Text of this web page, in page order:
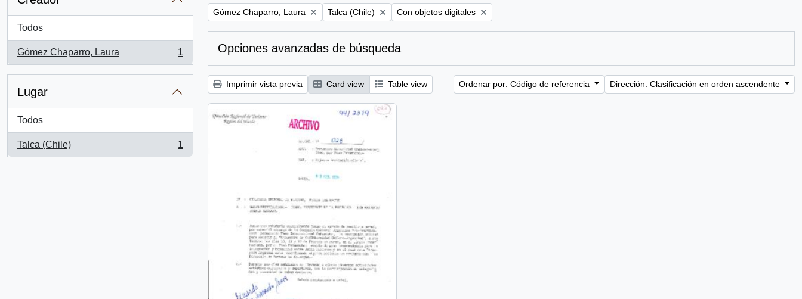
Todos
Gómez Chaparro, Laura
, 1 resultados
1
Lugar
Todos
Talca (Chile)
, 1 resultados
1
Remove filter:
Gómez Chaparro, Laura Remove filter:
Talca (Chile) Remove filter:
Con objetos digitales
Opciones avanzadas de búsqueda
Imprimir vista previa Card view Table view Ordenar por: Código de referencia Dirección: Clasificación en orden ascendente